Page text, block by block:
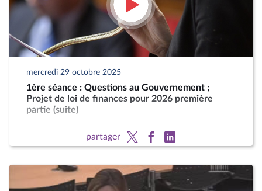
mercredi 29 octobre 2025
1ère séance : Questions au Gouvernement ;
Projet de loi de finances pour 2026 première
partie (suite)
partager